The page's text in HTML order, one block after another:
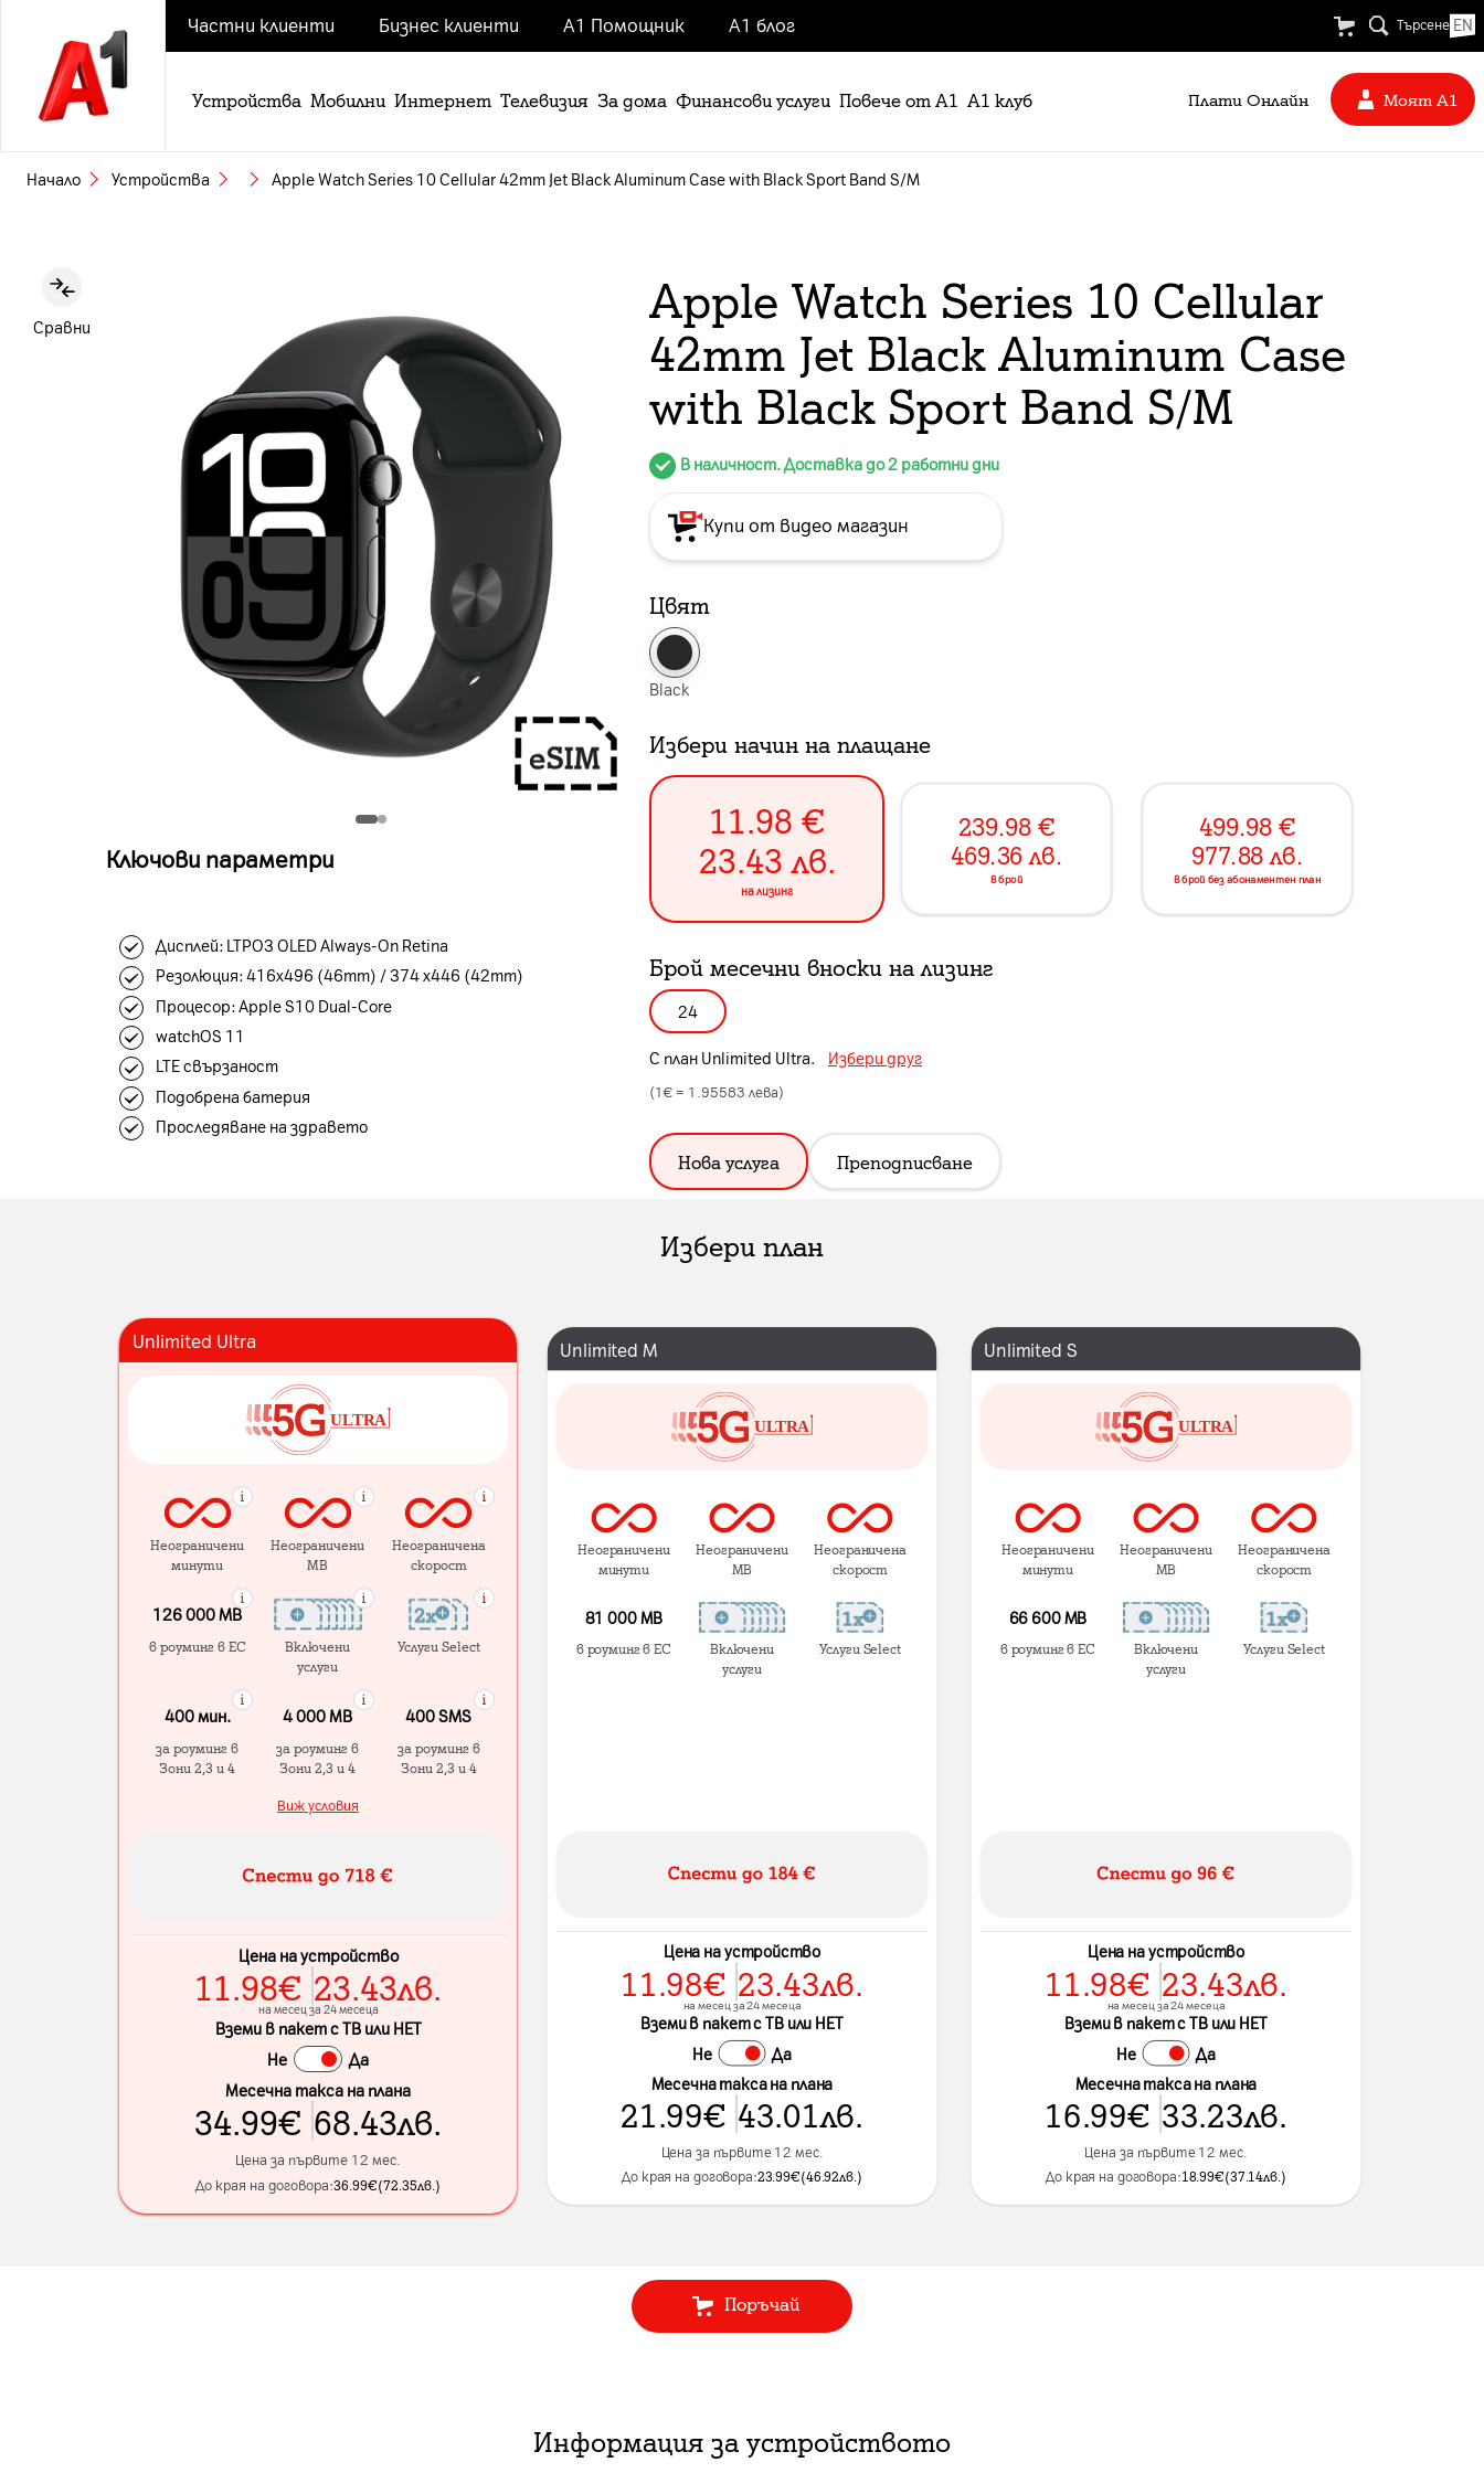
Частни клиенти Бизнес клиенти А1 Помощник А1 блог Търсене EN
Устройства Мобилни Интернет Телевизия За дома Финансови услуги Повече от А1 А1 клуб Плати Oнлайн Моят А1
Начало Устройства Apple Watch Series 10 Cellular 42mm Jet Black Aluminum Case with Black Sport Band S/M
Сравни
Ключови параметри
Дисплей: LTPO3 OLED Always-On Retina
Резолюция: 416х496 (46mm) / 374 x446 (42mm)
Процесор: Apple S10 Dual-Core
watchOS 11
LTE свързаност
Подобрена батерия
Проследяване на здравето
Apple Watch Series 10 Cellular
42mm Jet Black Aluminum Case
with Black Sport Band S/M
В наличност. Доставка до 2 работни дни
Купи от видео магазин
Цвят
Black
Избери начин на плащане
11.98 €
23.43 лв.
на лизинг
239.98 €
469.36 лв.
в брой
499.98 €
977.88 лв.
в брой без абонаментен план
Брой месечни вноски на лизинг
24
С план Unlimited Ultra. Избери друг
(1€ = 1.95583 лева)
Нова услуга Преподписване
Избери план
Unlimited Ultra
Неограничени
минути
Неограничени
MB
Неограничена
скорост
126 000 MB
в роуминг в ЕС
Включени
услуги
Услуги Select
400 мин.
за роуминг в
Зони 2,3 и 4
4 000 МB
за роуминг в
Зони 2,3 и 4
400 SMS
за роуминг в
Зони 2,3 и 4
Виж условия
Цена на устройство
11.98€ 23.43лв.
на месец за 24 месеца
Вземи в пакет с ТВ или НЕТ
Не
Да
Месечна такса на плана
34.99€ 68.43лв.
Цена за първите 12 мес.
До края на договора:36.99€(72.35лв.)
Unlimited M
Неограничени
минути
Неограничени
MB
Неограничена
скорост
81 000 МВ
в роуминг в ЕС
Включени
услуги
Услуги Select
Цена на устройство
11.98€ 23.43лв.
на месец за 24 месеца
Вземи в пакет с ТВ или НЕТ
Не Да
Месечна такса на плана
21.99€ 43.01лв.
Цена за първите 12 мес.
До края на договора:23.99€(46.92лв.)
Unlimited S
Неограничени
минути
Неограничени
MB
Неограничена
скорост
66 600 MB
в роуминг в ЕС
Включени
услуги
Услуги Select
Цена на устройство
11.98€ 23.43лв.
на месец за 24 месеца
Вземи в пакет с ТВ или НЕТ
Не Да
Месечна такса на плана
16.99€ 33.23лв.
Цена за първите 12 мес.
До края на договора:18.99€(37.14лв.)
Поръчай
Информация за устройството